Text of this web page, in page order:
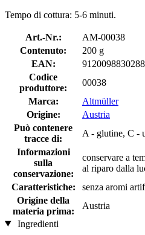
Tempo di cottura: 5-6 minuti.
Art.-Nr.:
AM-00038
Contenuto:
200 g
EAN:
9120098830288
Codice
produttore:
00038
Marca:
Altmüller
Origine:
Austria
Può contenere
tracce di:
A - glutine, C -
Informazioni
sulla
conservazione:
conservare a
al riparo dalla
Caratteristiche:
senza aromi
Origine della
materia prima:
Austria
Ingredienti